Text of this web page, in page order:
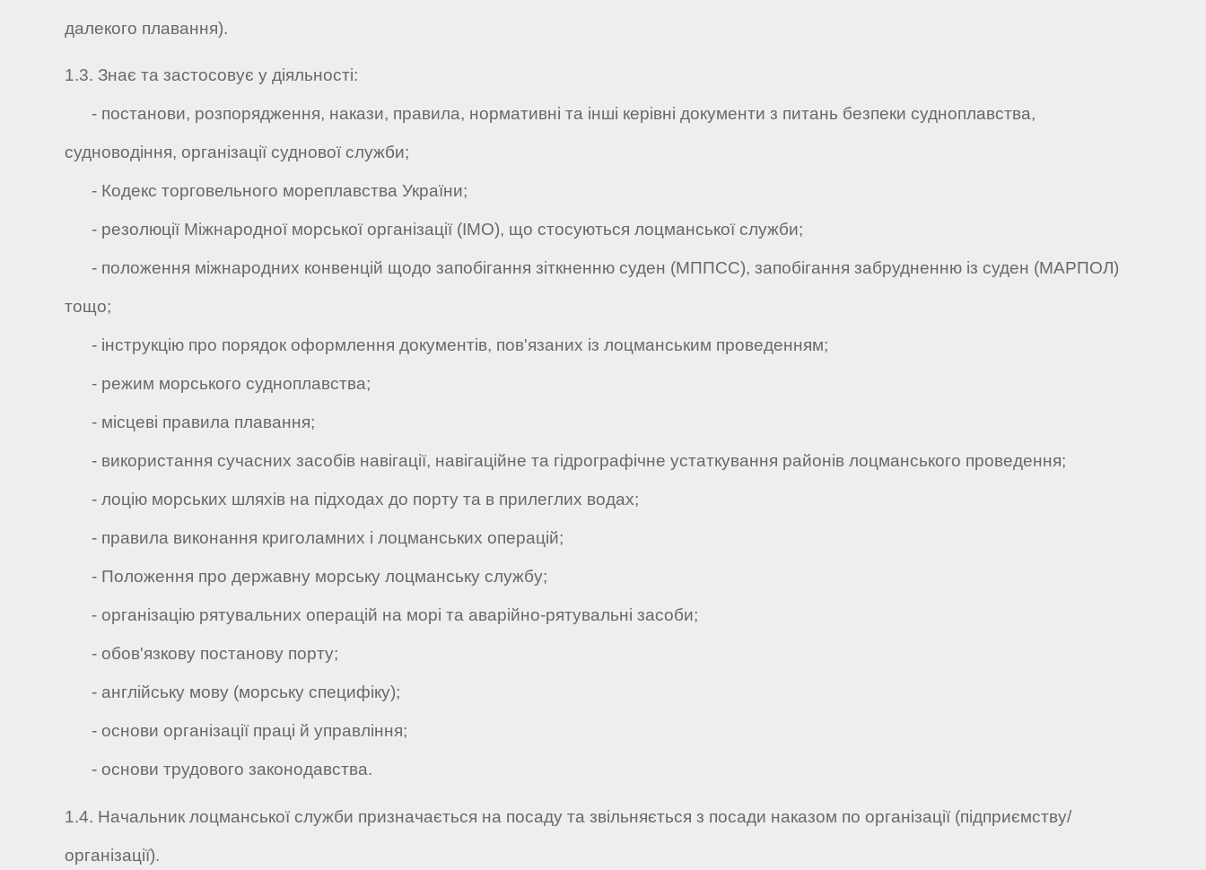
далекого плавання).
1.3. Знає та застосовує у діяльності:
- постанови, розпорядження, накази, правила, нормативні та інші керівні документи з питань безпеки судноплавства,
судноводіння, організації суднової служби;
- Кодекс торговельного мореплавства України;
- резолюції Міжнародної морської організації (ІМО), що стосуються лоцманської служби;
- положення міжнародних конвенцій щодо запобігання зіткненню суден (МППСС), запобігання забрудненню із суден (МАРПОЛ)
тощо;
- інструкцію про порядок оформлення документів, пов'язаних із лоцманським проведенням;
- режим морського судноплавства;
- місцеві правила плавання;
- використання сучасних засобів навігації, навігаційне та гідрографічне устаткування районів лоцманського проведення;
- лоцію морських шляхів на підходах до порту та в прилеглих водах;
- правила виконання криголамних і лоцманських операцій;
- Положення про державну морську лоцманську службу;
- організацію рятувальних операцій на морі та аварійно-рятувальні засоби;
- обов'язкову постанову порту;
- англійську мову (морську специфіку);
- основи організації праці й управління;
- основи трудового законодавства.
1.4. Начальник лоцманської служби призначається на посаду та звільняється з посади наказом по організації (підприємству/
організації).